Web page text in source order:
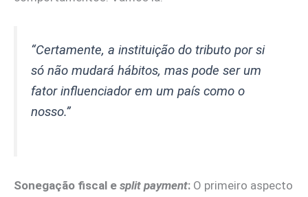
“Certamente, a instituição do tributo por si
só não mudará hábitos, mas pode ser um
fator influenciador em um país como o
nosso.”
Sonegação fiscal e split payment: O primeiro aspecto